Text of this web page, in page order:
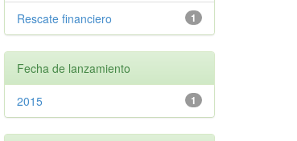
1
Rescate financiero
Fecha de lanzamiento
1
2015